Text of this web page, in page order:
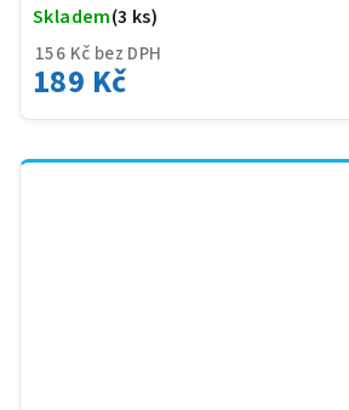
156 Kč bez DPH
189 Kč
Skladem(3 ks)